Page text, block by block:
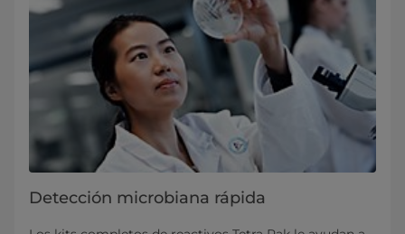
Detección microbiana rápida